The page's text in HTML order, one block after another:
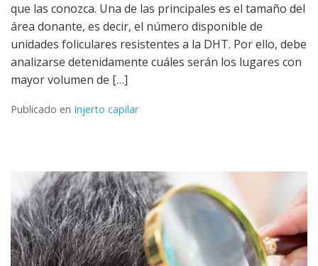
que las conozca. Una de las principales es el tamaño del
área donante, es decir, el número disponible de
unidades foliculares resistentes a la DHT. Por ello, debe
analizarse detenidamente cuáles serán los lugares con
mayor volumen de […]
Publicado en Injerto capilar